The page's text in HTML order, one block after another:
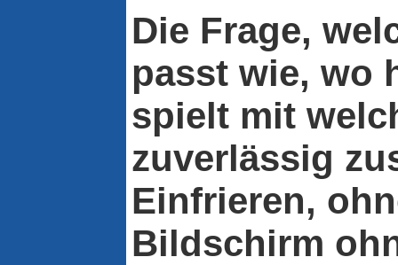
Die Frage,
passt wie, wo
spielt mit
zuverlässig
Einfrieren,
Bildschirm